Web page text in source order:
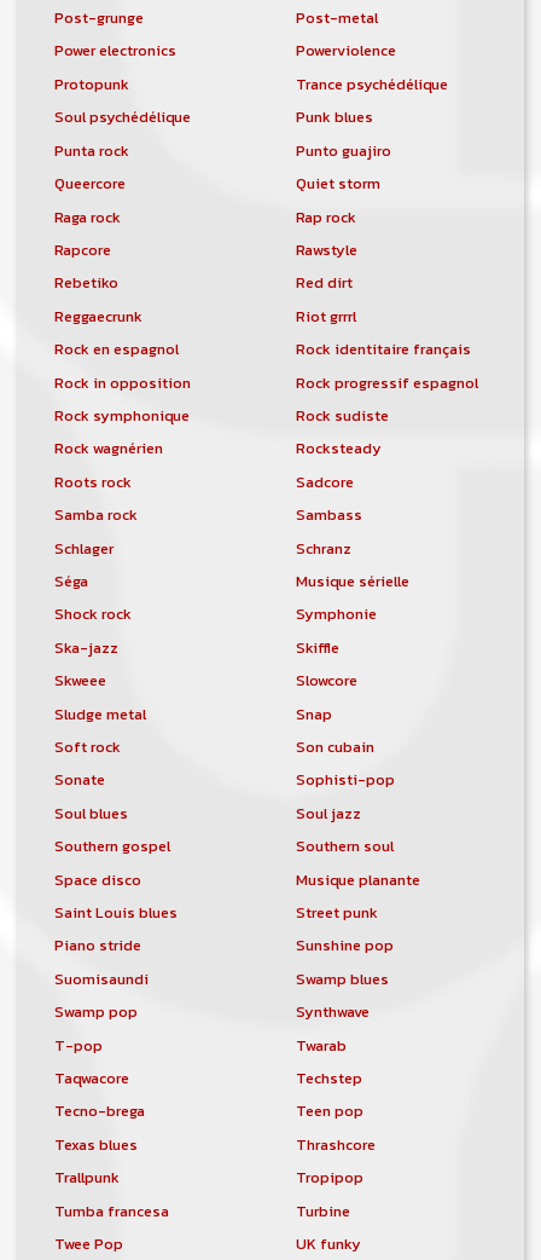
Post-grunge
Post-metal
Power electronics
Powerviolence
Protopunk
Trance psychédélique
Soul psychédélique
Punk blues
Punta rock
Punto guajiro
Queercore
Quiet storm
Raga rock
Rap rock
Rapcore
Rawstyle
Rebetiko
Red dirt
Reggaecrunk
Riot grrrl
Rock en espagnol
Rock identitaire français
Rock in opposition
Rock progressif espagnol
Rock symphonique
Rock sudiste
Rock wagnérien
Rocksteady
Roots rock
Sadcore
Samba rock
Sambass
Schlager
Schranz
Séga
Musique sérielle
Shock rock
Symphonie
Ska-jazz
Skiffle
Skweee
Slowcore
Sludge metal
Snap
Soft rock
Son cubain
Sonate
Sophisti-pop
Soul blues
Soul jazz
Southern gospel
Southern soul
Space disco
Musique planante
Saint Louis blues
Street punk
Piano stride
Sunshine pop
Suomisaundi
Swamp blues
Swamp pop
Synthwave
T-pop
Twarab
Taqwacore
Techstep
Tecno-brega
Teen pop
Texas blues
Thrashcore
Trallpunk
Tropipop
Tumba francesa
Turbine
Twee Pop
UK funky